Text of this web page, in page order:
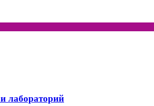
лабораторий